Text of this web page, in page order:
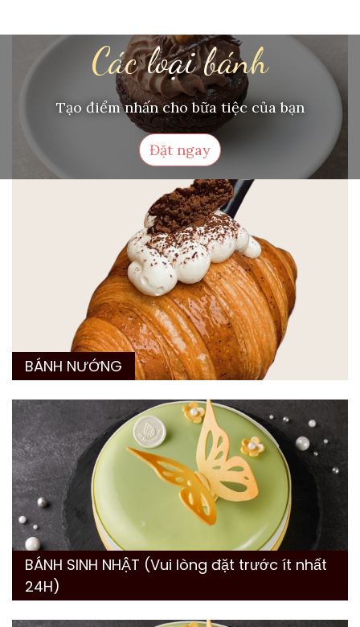
Các loại bánh
Tạo điểm nhấn cho bữa tiệc của bạn
Đặt ngay
BÁNH NƯỚNG
BÁNH SINH NHẬT (Vui lòng đặt trước ít nhất
24H)